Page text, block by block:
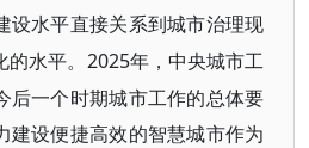
设水平直接关系到城市治理现
水平。 2025年，中央城市工
后一个时期城市工作的总体要
建设便捷高效的智慧城市作为